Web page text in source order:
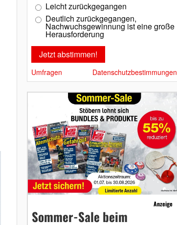
Leicht zurückgegangen
Deutlich zurückgegangen,
Nachwuchsgewinnung ist eine große
Herausforderung
Umfragen Datenschutzbestimmungen
Anzeige
Sommer-Sale beim